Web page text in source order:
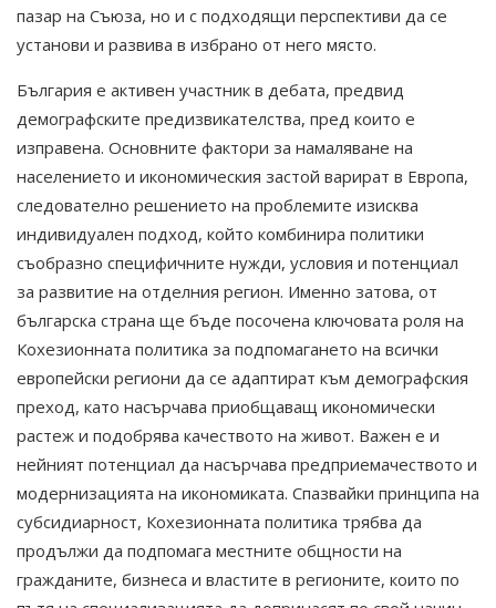
пазар на Съюза, но и с подходящи перспективи да се
установи и развива в избрано от него място.
България е активен участник в дебата, предвид
демографските предизвикателства, пред които е
изправена. Основните фактори за намаляване на
населението и икономическия застой варират в Европа,
следователно решението на проблемите изисква
индивидуален подход, който комбинира политики
съобразно специфичните нужди, условия и потенциал
за развитие на отделния регион. Именно затова, от
българска страна ще бъде посочена ключовата роля на
Кохезионната политика за подпомагането на всички
европейски региони да се адаптират към демографския
преход, като насърчава приобщаващ икономически
растеж и подобрява качеството на живот. Важен е и
нейният потенциал да насърчава предприемачеството и
модернизацията на икономиката. Спазвайки принципа на
субсидиарност, Кохезионната политика трябва да
продължи да подпомага местните общности на
гражданите, бизнеса и властите в регионите, които по